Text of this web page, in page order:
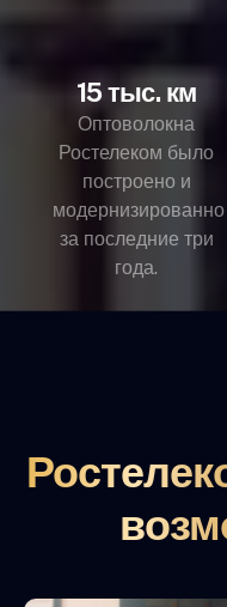
15 тыс. км
Оптоволокна
Ростелеком было
построено и
модернизированно
за последние три
года.